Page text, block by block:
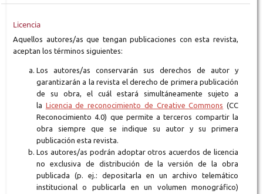
Licencia
Aquellos autores/as que tengan publicaciones con esta revista,
aceptan los términos siguientes:
Los autores/as conservarán sus derechos de autor y
garantizarán a la revista el derecho de primera publicación
de su obra, el cuál estará simultáneamente sujeto a
la Licencia de reconocimiento de Creative Commons (CC
Reconocimiento 4.0) que permite a terceros compartir la
obra siempre que se indique su autor y su primera
publicación esta revista.
Los autores/as podrán adoptar otros acuerdos de licencia
no exclusiva de distribución de la versión de la obra
publicada (p. ej.: depositarla en un archivo telemático
institucional o publicarla en un volumen monográfico)